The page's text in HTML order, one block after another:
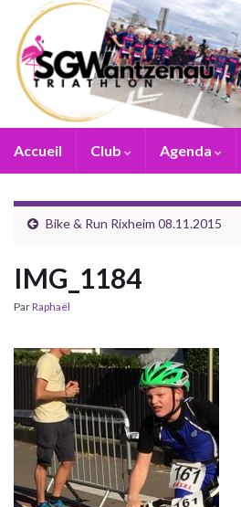
Accueil Club Agenda
Bike & Run Rixheim 08.11.2015
IMG_1184
ParRaphaël